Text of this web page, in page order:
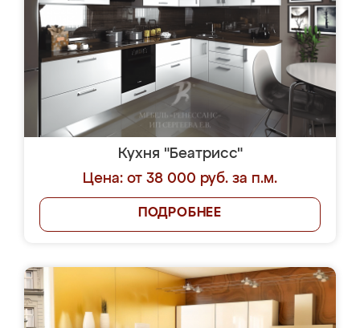
Кухня "Беатрисс"
Цена: от 38 000 руб. за п.м.
ПОДРОБНЕЕ